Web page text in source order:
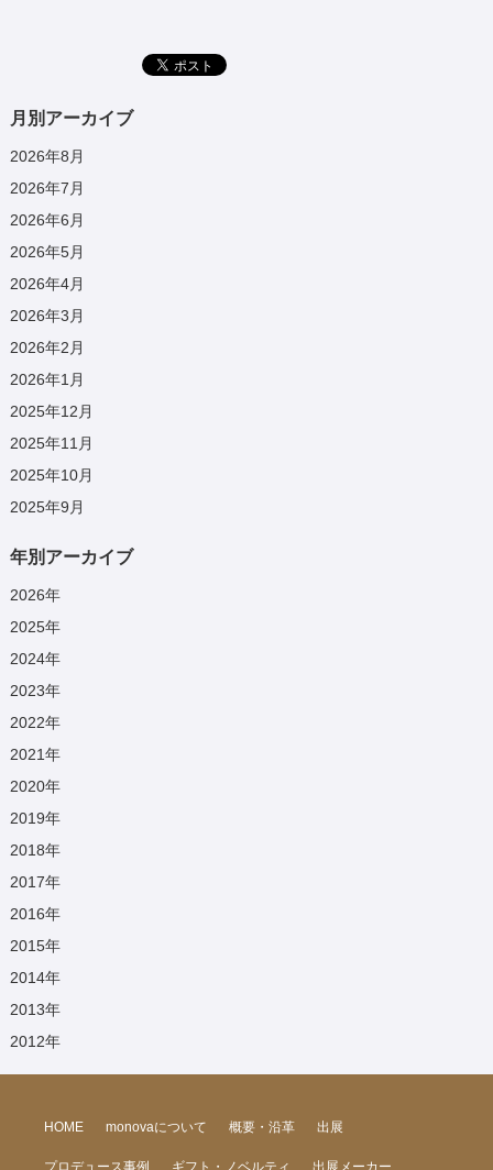
月別アーカイブ
2026年8月
2026年7月
2026年6月
2026年5月
2026年4月
2026年3月
2026年2月
2026年1月
2025年12月
2025年11月
2025年10月
2025年9月
年別アーカイブ
2026年
2025年
2024年
2023年
2022年
2021年
2020年
2019年
2018年
2017年
2016年
2015年
2014年
2013年
2012年
HOME monovaについて 概要・沿革 出展